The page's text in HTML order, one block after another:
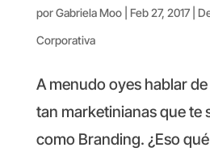
porGabriela Moo| Feb 27, 2017|
Corporativa
A menudo oyes hablar
tan marketinianas que te
como Branding. ¿Eso